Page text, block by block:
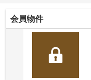
会員物件